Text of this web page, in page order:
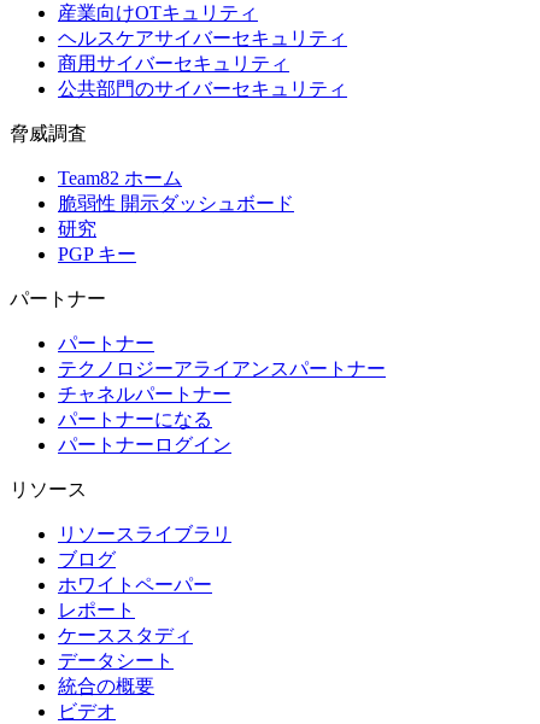
産業向けOTキュリティ
ヘルスケアサイバーセキュリティ
商用サイバーセキュリティ
公共部門のサイバーセキュリティ
脅威調査
Team82 ホーム
脆弱性 開示ダッシュボード
研究
PGP キー
パートナー
パートナー
テクノロジーアライアンスパートナー
チャネルパートナー
パートナーになる
パートナーログイン
リソース
リソースライブラリ
ブログ
ホワイトペーパー
レポート
ケーススタディ
データシート
統合の概要
ビデオ